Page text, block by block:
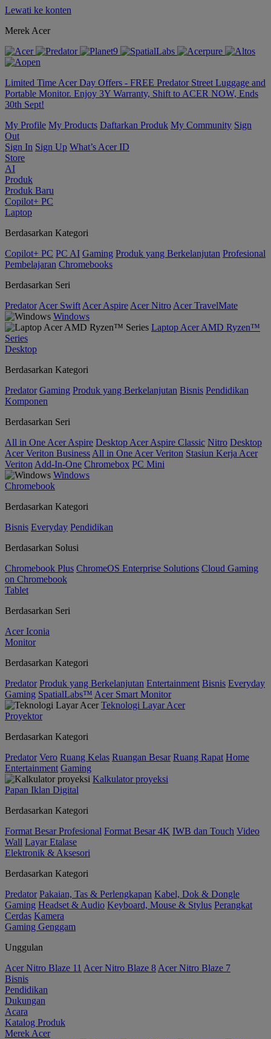
Lewati ke konten
Merek Acer
Limited Time Acer Day Offers - FREE Predator Street Luggage and
Portable Monitor. Enjoy 3Y Warranty, Shift to ACER NOW, Ends
30th Sept!
My Profile My Products Daftarkan Produk My Community Sign
Out
Sign In Sign Up What’s Acer ID
Store
AI
Produk
Produk Baru
Copilot+ PC
Laptop
Berdasarkan Kategori
Copilot+ PC PC AI Gaming Produk yang Berkelanjutan Profesional
Pembelajaran Chromebooks
Berdasarkan Seri
Predator Acer Swift Acer Aspire Acer Nitro Acer TravelMate
Windows
Laptop Acer AMD Ryzen™
Series
Desktop
Berdasarkan Kategori
Predator Gaming Produk yang Berkelanjutan Bisnis Pendidikan
Komponen
Berdasarkan Seri
All in One Acer Aspire Desktop Acer Aspire Classic Nitro Desktop
Acer Veriton Business All in One Acer Veriton Stasiun Kerja Acer
Veriton Add-In-One Chromebox PC Mini
Windows
Chromebook
Berdasarkan Kategori
Bisnis Everyday Pendidikan
Berdasarkan Solusi
Chromebook Plus ChromeOS Enterprise Solutions Cloud Gaming
on Chromebook
Tablet
Berdasarkan Seri
Acer Iconia
Monitor
Berdasarkan Kategori
Predator Produk yang Berkelanjutan Entertainment Bisnis Everyday
Gaming SpatialLabs™ Acer Smart Monitor
Teknologi Layar Acer
Proyektor
Berdasarkan Kategori
Predator Vero Ruang Kelas Ruangan Besar Ruang Rapat Home
Entertainment Gaming
Kalkulator proyeksi
Papan Iklan Digital
Berdasarkan Kategori
Format Besar Profesional Format Besar 4K IWB dan Touch Video
Wall Layar Etalase
Elektronik & Aksesori
Berdasarkan Kategori
Predator Pakaian, Tas & Perlengkapan Kabel, Dok & Dongle
Gaming Headset & Audio Keyboard, Mouse & Stylus Perangkat
Cerdas Kamera
Gaming Genggam
Unggulan
Acer Nitro Blaze 11 Acer Nitro Blaze 8 Acer Nitro Blaze 7
Bisnis
Pendidikan
Dukungan
Acara
Katalog Produk
Merek Acer